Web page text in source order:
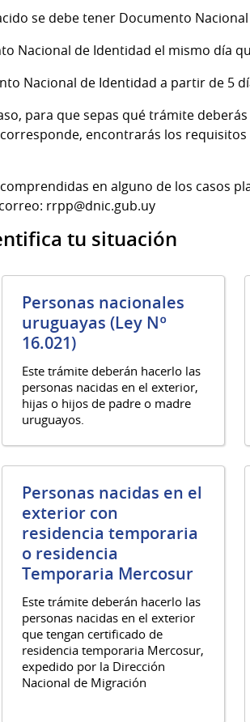
se debe tener Documento
Nacional de Identidad el mismo día
Nacional de Identidad a partir de 5
para que sepas qué trámite
encontrarás los
en alguno de los casos
rrpp@dnic.gub.uy
tu situación
Personas nacionales
uruguayas (Ley Nº
16.021)
Este trámite deberán hacerlo las
personas nacidas en el exterior,
hijas o hijos de padre o madre
uruguayos.
Personas nacidas en el
exterior con
residencia temporaria
o residencia
Temporaria Mercosur
Este trámite deberán hacerlo las
personas nacidas en el exterior
que tengan certificado de
residencia temporaria Mercosur,
expedido por la Dirección
Nacional de Migración